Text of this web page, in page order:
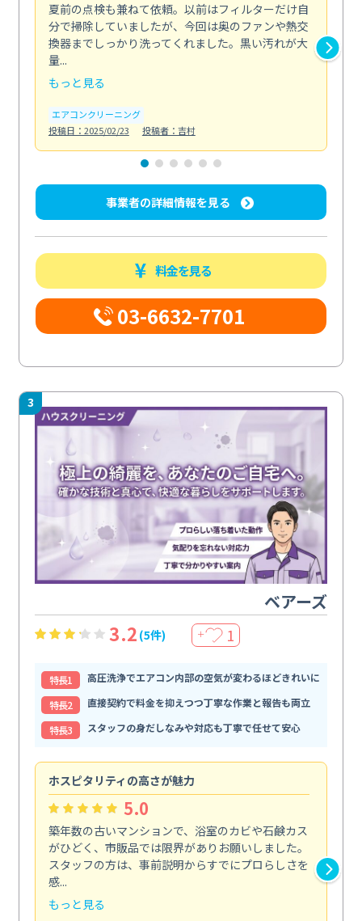
夏前の点検も兼ねて依頼。以前はフィルターだけ自
分で掃除していましたが、今回は奥のファンや熱交
換器までしっかり洗ってくれました。黒い汚れが大
量...
もっと見る
エアコンクリーニング
投稿日：2025/02/23
投稿者：吉村
事業者の詳細情報を見る
料金を見る
03-6632-7701
3
ベアーズ
3.2 (5件) ＋ 1
特⻑1
高圧洗浄でエアコン内部の空気が変わるほどきれいに
特⻑2
直接契約で料金を抑えつつ丁寧な作業と報告も両立
特⻑3
スタッフの身だしなみや対応も丁寧で任せて安心
ホスピタリティの高さが魅力
5.0
築年数の古いマンションで、浴室のカビや石鹸カス
がひどく、市販品では限界がありお願いしました。
スタッフの方は、事前説明からすでにプロらしさを
感...
もっと見る